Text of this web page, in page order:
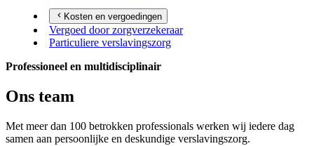
Kosten en vergoedingen
Vergoed door zorgverzekeraar
Particuliere verslavingszorg
Professioneel en multidisciplinair
Ons team
Met meer dan 100 betrokken professionals werken wij iedere dag
samen aan persoonlijke en deskundige verslavingszorg.